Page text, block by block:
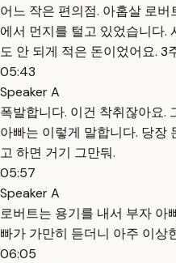
어느 작은 편의점. 아홉살 로
에서 먼지를 털고 있었습니다.
도 안 되게 적은 돈이었어요. 3
05:43
Speaker A
폭발합니다. 이건 착취잖아요.
아빠는 이렇게 말합니다. 당장
고 하면 거기 그만둬.
05:57
Speaker A
로버트는 용기를 내서 부자 아
빠가 가만히 듣더니 아주 이상
06:05